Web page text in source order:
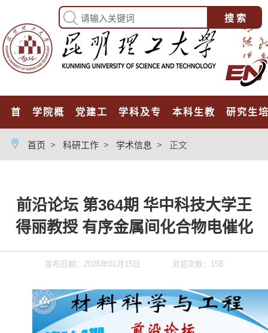
首页 学院概况 党建工作 学科及专业 本科生教育 研究生
首页 > 科研工作 > 学术信息 > 正文
前沿论坛 第364期 华中科技大学王
得丽教授 有序金属间化合物电催化
发布日期：2026年01月15日 浏览次数： 158